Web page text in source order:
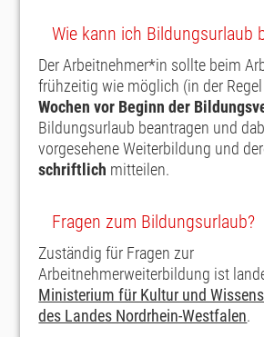
Wie kann ich Bildungsurlaub
Der Arbeitnehmer*in sollte beim
frühzeitig wie möglich (in der
Wochen vor Beginn der
Bildungsurlaub beantragen und
vorgesehene Weiterbildung und
schriftlich mitteilen.
Fragen zum Bildungsurlaub?
Zuständig für Fragen zur
Arbeitnehmerweiterbildung ist
Ministerium für Kultur und
des Landes Nordrhein-Westfalen.